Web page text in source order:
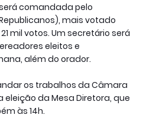
comandada pelo
mais votado
mil votos. Um secretário será
eleitos e
além do orador.
os trabalhos da Câmara
eleição da Mesa Diretora, que
às 14h.